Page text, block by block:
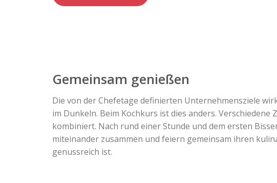
Gemeinsam genießen
Die von der Chefetage definierten Unternehmensziele
im Dunkeln. Beim Kochkurs ist dies anders.
kombiniert. Nach rund einer Stunde und dem ersten
miteinander zusammen und feiern gemeinsam ihren
genussreich ist.